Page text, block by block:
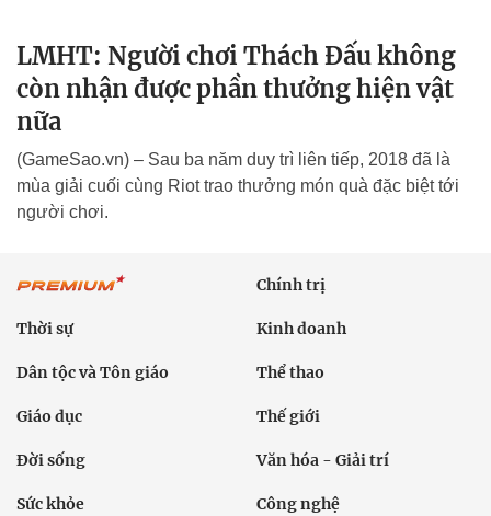
LMHT: Người chơi Thách Đấu không
còn nhận được phần thưởng hiện vật
nữa
(GameSao.vn) – Sau ba năm duy trì liên tiếp, 2018 đã là
mùa giải cuối cùng Riot trao thưởng món quà đặc biệt tới
người chơi.
Chính trị
Thời sự Kinh doanh
Dân tộc và Tôn giáo Thể thao
Giáo dục Thế giới
Đời sống Văn hóa - Giải trí
Sức khỏe Công nghệ